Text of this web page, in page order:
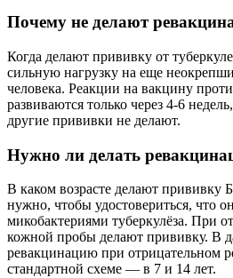
Почему не делают
Когда делают прививку от
сильную нагрузку на еще
человека. Реакции на вакцину
развиваются только через 4-6
другие прививки не делают.
Нужно ли делать
В каком возрасте делают
нужно, чтобы удостовериться, что
микобактериями туберкулёза. При
кожной пробы делают прививку. В
ревакцинацию при отрицательном
стандартной схеме — в 7 и 14 лет.